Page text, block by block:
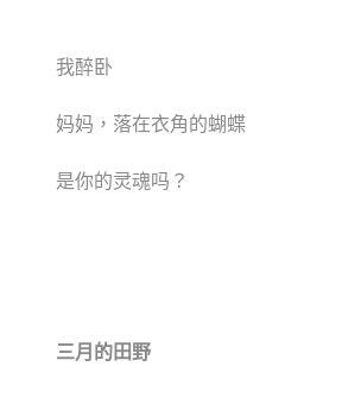
我醉卧
妈妈，落在衣角的蝴蝶
是你的灵魂吗？
三月的田野